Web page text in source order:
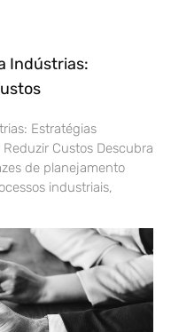
Indústrias:
Estratégias
Custos Descubra
de planejamento
industriais,